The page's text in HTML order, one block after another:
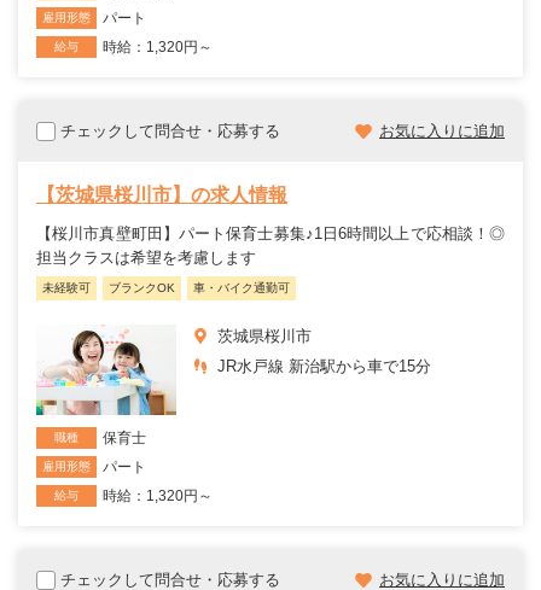
雇用形態 パート
給与 時給：1,320円～
チェックして問合せ・応募する お気に入りに追加
【茨城県桜川市】の求人情報
【桜川市真壁町田】パート保育士募集♪1日6時間以上で応相談！◎
担当クラスは希望を考慮します
未経験可 ブランクOK 車・バイク通勤可
茨城県桜川市
JR水戸線 新治駅から車で15分
職種 保育士
雇用形態 パート
給与 時給：1,320円～
チェックして問合せ・応募する お気に入りに追加